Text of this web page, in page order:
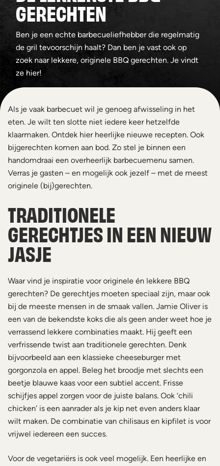
GERECHTEN
Ben je een echte barbecueliefhebber die regelmatig
de gril tevoorschijn haalt? Dan ben je vast ook op
zoek naar lekkere, originele BBQ gerechten. Je vindt
ze hier!
Als je vaak barbecuet wil je genoeg afwisseling in het
eten. Je wilt ten slotte niet iedere keer hetzelfde
klaarmaken. Ontdek hier heerlijke nieuwe recepten. Ook
bijgerechten komen aan bod. Zo stel je binnen een
handomdraai een overheerlijk barbecuemenu samen.
Verras je gasten – en mogelijk ook jezelf – met de meest
originele (bij)gerechten.
TRADITIONELE
GERECHTJES IN EEN NIEUW
JASJE
Waar vind je inspiratie voor originele én lekkere BBQ
gerechten? De gerechtjes moeten speciaal zijn, maar ook
bij de meeste mensen in de smaak vallen. Jamie Oliver is
een van de bekendste koks die als geen ander weet hoe je
verrassend lekkere combinaties maakt. Hij geeft een
verfrissende twist aan traditionele gerechten. Denk
bijvoorbeeld aan een klassieke cheeseburger met
gorgonzola en appel. Beleg het broodje met slechts een
beetje blauwe kaas voor een subtiel accent. Frisse
schijfjes appel zorgen voor de juiste balans. Ook ‘chili
chicken’ is een aanrader als je kip net even anders klaar
wilt maken. De combinatie van chilisaus en kipfilet is voor
vrijwel iedereen een succes.
Voor de vegetariërs is ook veel mogelijk. Een heerlijke en